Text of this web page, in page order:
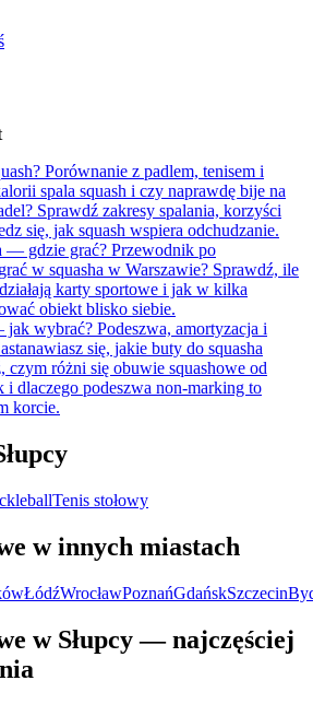
Porównanie z padlem, tenisem i
spala squash i czy naprawdę bije na
Sprawdź zakresy spalania, korzyści
się, jak squash wspiera odchudzanie.
— gdzie grać? Przewodnik po
w squasha w Warszawie? Sprawdź, ile
karty sportowe i jak w kilka
obiekt blisko siebie.
jak wybrać? Podeszwa, amortyzacja i
się, jakie buty do squasha
czym różni się obuwie squashowe od
i dlaczego podeszwa non-marking to
korcie.
Tenis stołowy
w innych miastach
ŁódźWrocławPoznańGdańskSzczecin
w Słupcy — najczęściej